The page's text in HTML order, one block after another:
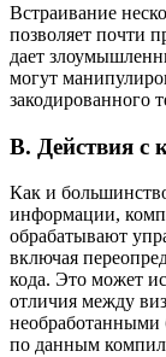
Встраивание
позволяет почти
дает
могут
закодированного
В. Действия с
Как и
информации,
обрабатывают
включая
кода. Это может
отличия между
необработанными
по данным